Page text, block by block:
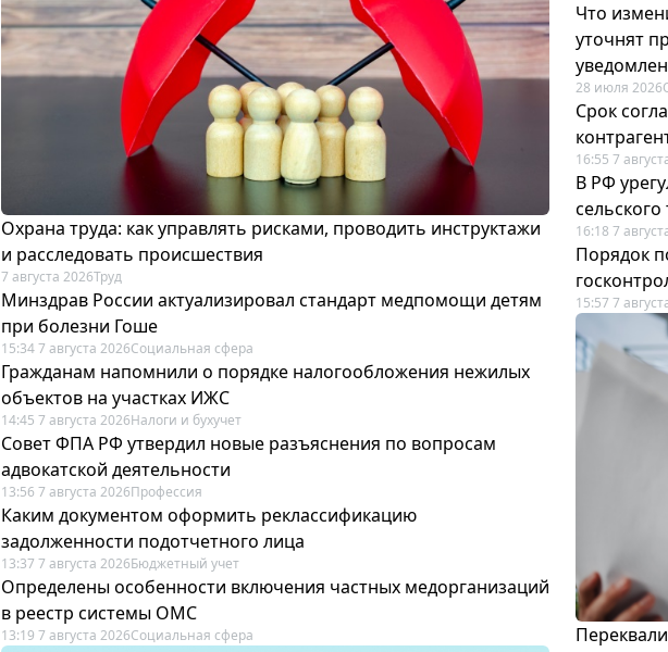
Охрана труда: как управлять рисками, проводить инструктажи
и расследовать происшествия
7 августа 2026Труд
Минздрав России актуализировал стандарт медпомощи детям
при болезни Гоше
15:34 7 августа 2026Социальная сфера
Гражданам напомнили о порядке налогообложения нежилых
объектов на участках ИЖС
14:45 7 августа 2026Налоги и бухучет
Совет ФПА РФ утвердил новые разъяснения по вопросам
адвокатской деятельности
13:56 7 августа 2026Профессия
Каким документом оформить реклассификацию
задолженности подотчетного лица
13:37 7 августа 2026Бюджетный учет
Определены особенности включения частных медорганизаций
в реестр системы ОМС
13:19 7 августа 2026Социальная сфера
Что
уточнят
28 июля 2026
Срок
16:55 7
В РФ
16:18 7
Порядок
15:57 7